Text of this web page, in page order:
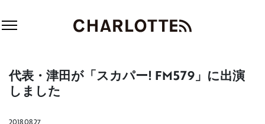
代表・津田が「スカパー! FM579」に出演
しました
2018.08.27